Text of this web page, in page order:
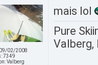
09/02/2008
7349
Valberg
mais lol
Pure
Valberg,